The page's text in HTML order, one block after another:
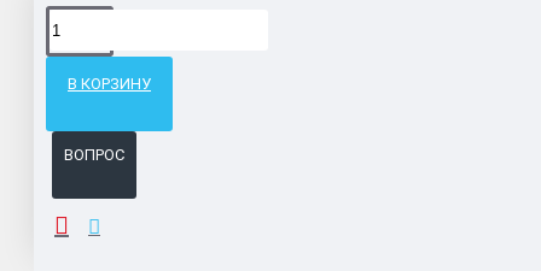
В КОРЗИНУ
ВОПРОС
Доставка товара по всему Таможенному союзу.
ОПИСАНИЕ